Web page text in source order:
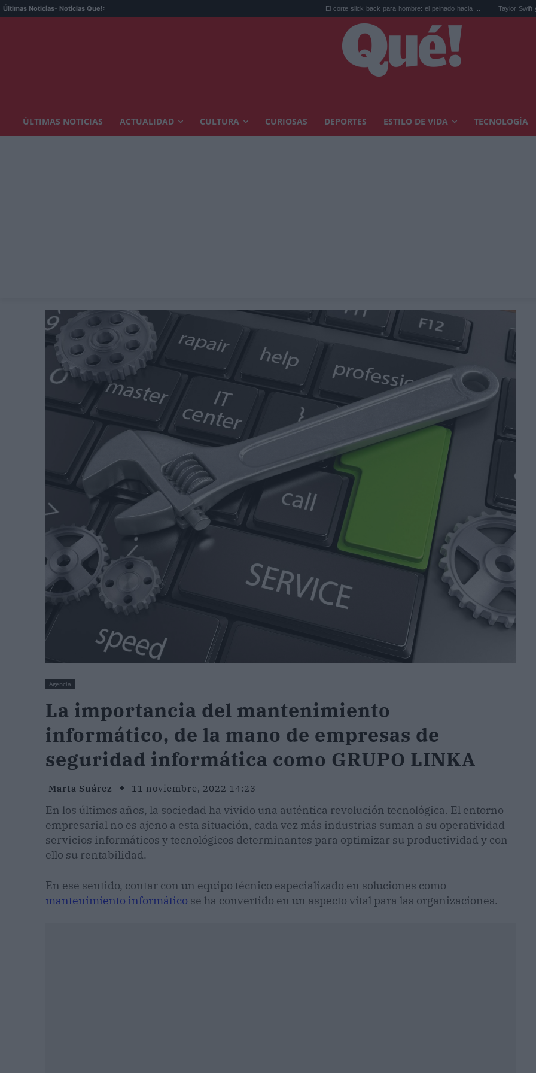
Últimas Noticias- Noticias Que!: El corte slick back para hombre: el peinado hacia ... Taylor Swift y Trump: la
ÚLTIMAS NOTICIAS ACTUALIDAD CULTURA CURIOSAS DEPORTES ESTILO DE VIDA TECNOLOGÍA
Agencia
La importancia del mantenimiento
informático, de la mano de empresas de
seguridad informática como GRUPO LINKA
Marta Suárez 11 noviembre, 2022 14:23
En los últimos años, la sociedad ha vivido una auténtica revolución tecnológica. El entorno
empresarial no es ajeno a esta situación, cada vez más industrias suman a su operatividad
servicios informáticos y tecnológicos determinantes para optimizar su productividad y con
ello su rentabilidad.
En ese sentido, contar con un equipo técnico especializado en soluciones como
mantenimiento informático se ha convertido en un aspecto vital para las organizaciones.